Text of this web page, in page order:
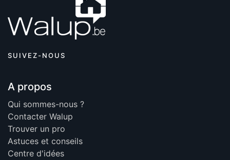
SUIVEZ-NOUS
A propos
Qui sommes-nous ?
Contacter Walup
Trouver un pro
Astuces et conseils
Centre d'idées